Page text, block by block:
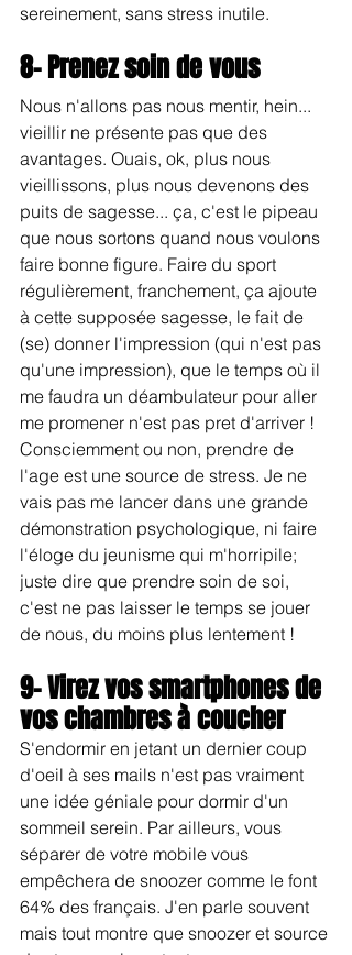
sereinement, sans stress inutile.
8- Prenez soin de vous
Nous n'allons pas nous mentir, hein...
vieillir ne présente pas que des
avantages. Ouais, ok, plus nous
vieillissons, plus nous devenons des
puits de sagesse... ça, c'est le pipeau
que nous sortons quand nous voulons
faire bonne figure. Faire du sport
régulièrement, franchement, ça ajoute
à cette supposée sagesse, le fait de
(se) donner l'impression (qui n'est pas
qu'une impression), que le temps où il
me faudra un déambulateur pour aller
me promener n'est pas pret d'arriver !
Consciemment ou non, prendre de
l'age est une source de stress. Je ne
vais pas me lancer dans une grande
démonstration psychologique, ni faire
l'éloge du jeunisme qui m'horripile;
juste dire que prendre soin de soi,
c'est ne pas laisser le temps se jouer
de nous, du moins plus lentement !
9- Virez vos smartphones de
vos chambres à coucher
S'endormir en jetant un dernier coup
d'oeil à ses mails n'est pas vraiment
une idée géniale pour dormir d'un
sommeil serein. Par ailleurs, vous
séparer de votre mobile vous
empêchera de snoozer comme le font
64% des français. J'en parle souvent
mais tout montre que snoozer et source